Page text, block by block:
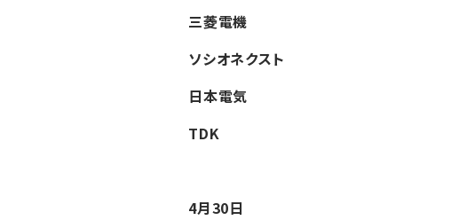
三菱電機
ソシオネクスト
日本電気
TDK
4月30日